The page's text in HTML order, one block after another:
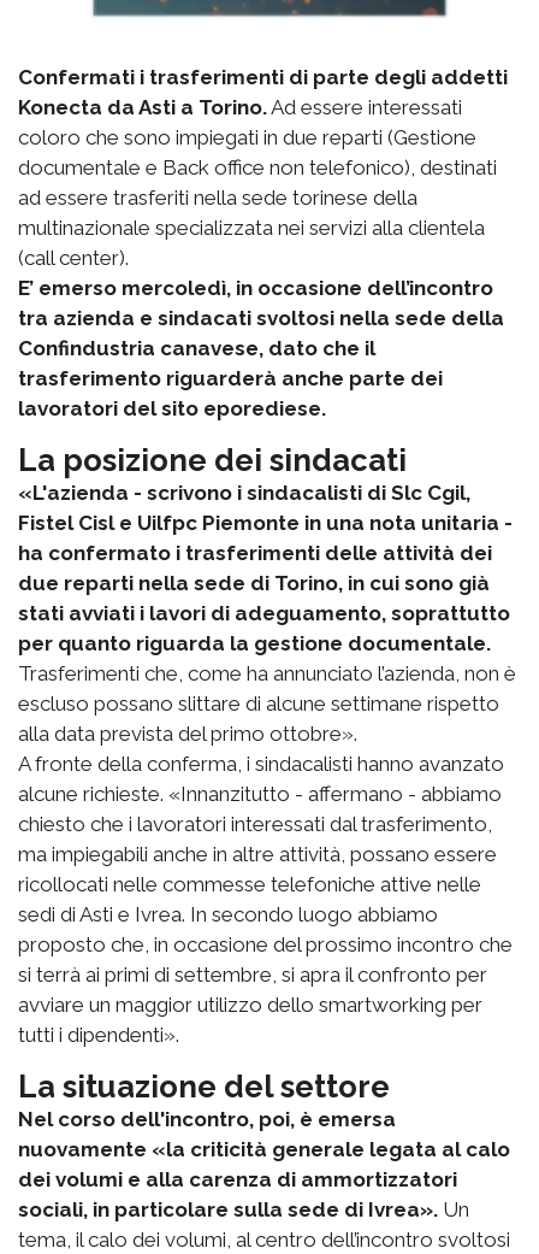
Confermati i trasferimenti di parte degli addetti
Konecta da Asti a Torino.Ad essere interessati
coloro che sono impiegati in due reparti (Gestione
documentale e Back office non telefonico), destinati
ad essere trasferiti nella sede torinese della
multinazionale specializzata nei servizi alla clientela
(call center).
E’ emerso mercoledì, in occasione dell’incontro
tra azienda e sindacati svoltosi nella sede della
Confindustria canavese, dato che il
trasferimento riguarderà anche parte dei
lavoratori del sito eporediese.
La posizione dei sindacati
«L'azienda - scrivono i sindacalisti di Slc Cgil,
Fistel Cisl e Uilfpc Piemonte in una nota unitaria -
ha confermato i trasferimenti delle attività dei
due reparti nella sede di Torino, in cui sono già
stati avviati i lavori di adeguamento, soprattutto
per quanto riguarda la gestione documentale.
Trasferimenti che, come ha annunciato l’azienda, non è
escluso possano slittare di alcune settimane rispetto
alla data prevista del primo ottobre».
A fronte della conferma, i sindacalisti hanno avanzato
alcune richieste. «Innanzitutto - affermano - abbiamo
chiesto che i lavoratori interessati dal trasferimento,
ma impiegabili anche in altre attività, possano essere
ricollocati nelle commesse telefoniche attive nelle
sedi di Asti e Ivrea. In secondo luogo abbiamo
proposto che, in occasione del prossimo incontro che
si terrà ai primi di settembre, si apra il confronto per
avviare un maggior utilizzo dello smartworking per
tutti i dipendenti».
La situazione del settore
Nel corso dell'incontro, poi, è emersa
nuovamente «la criticità generale legata al calo
dei volumi e alla carenza di ammortizzatori
sociali, in particolare sulla sede di Ivrea». Un
tema, il calo dei volumi, al centro dell’incontro svoltosi